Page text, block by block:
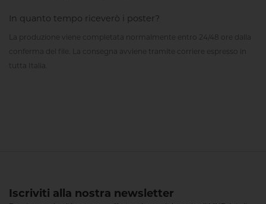
In quanto tempo riceverò i poster?
La produzione viene completata normalmente entro 24/48 ore dalla
conferma del file. La consegna avviene tramite corriere espresso in
tutta Italia.
Iscriviti alla nostra newsletter